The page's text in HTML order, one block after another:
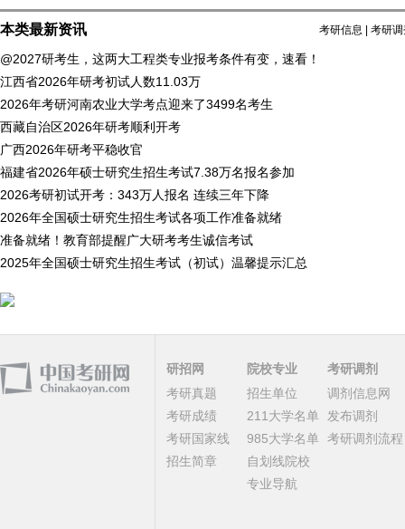
本类最新资讯 考研信息 考研
@2027研考生，这两大工程类专业报考条件有变，速看！
江西省2026年研考初试人数11.03万
2026年考研河南农业大学考点迎来了3499名考生
西藏自治区2026年研考顺利开考
广西2026年研考平稳收官
福建省2026年硕士研究生招生考试7.38万名报名参加
2026考研初试开考：343万人报名 连续三年下降
2026年全国硕士研究生招生考试各项工作准备就绪
准备就绪！教育部提醒广大研考考生诚信考试
2025年全国硕士研究生招生考试（初试）温馨提示汇总
研招网
考研真题
考研成绩
考研国家线
招生简章
院校专业
招生单位
211大学名单
985大学名单
自划线院校
专业导航
考研调剂
调剂信息网
发布调剂
考研调剂流程